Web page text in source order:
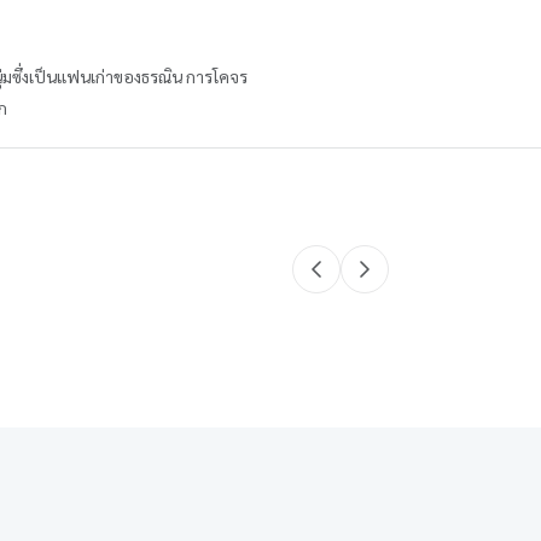
ซึ่งเป็นแฟนเก่าของธรณิน การโคจร